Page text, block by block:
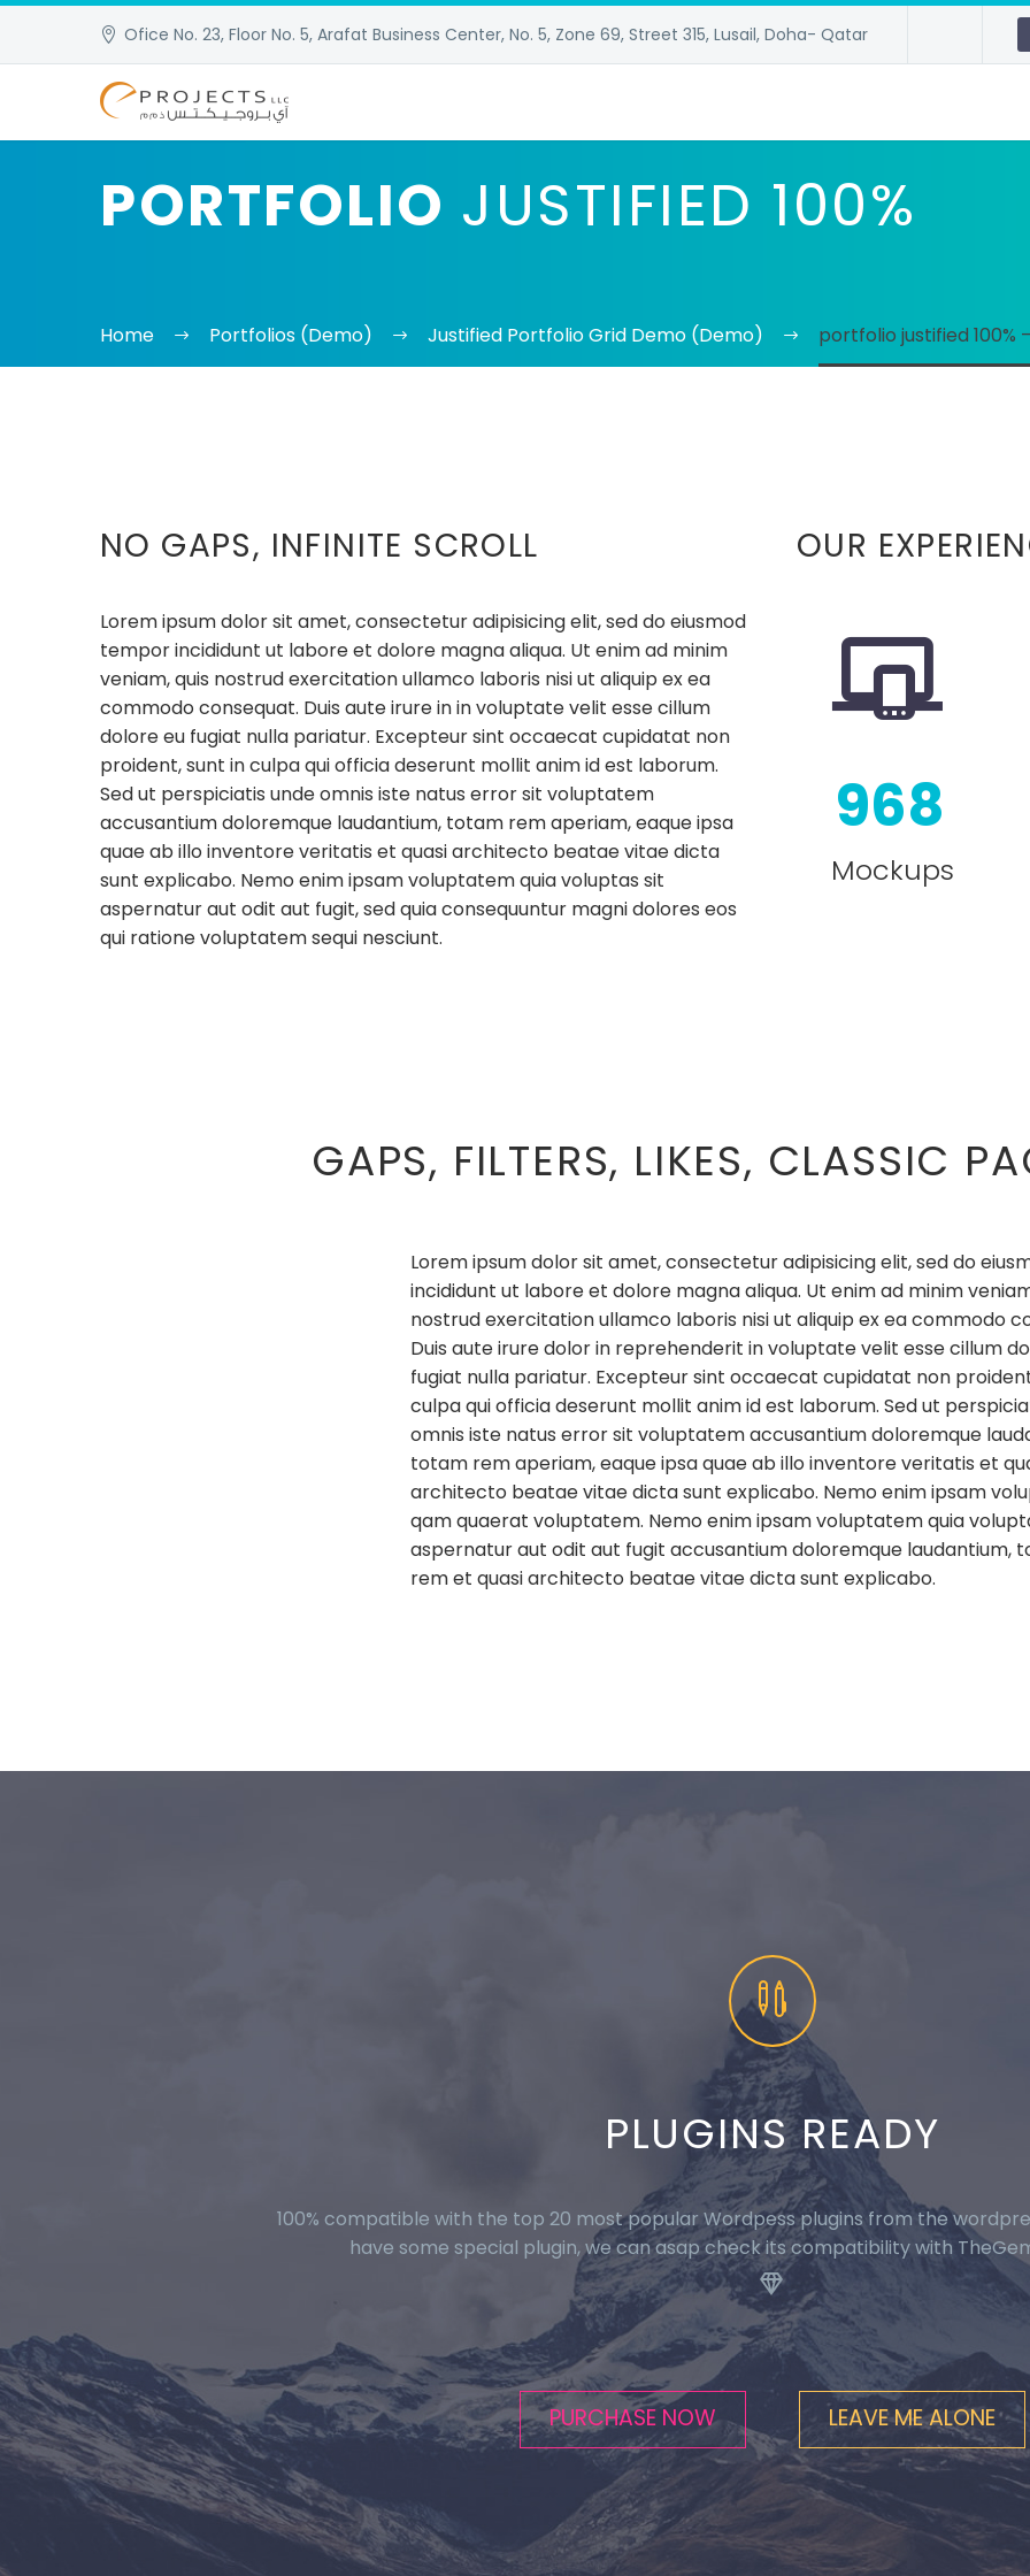
Ofice No. 23, Floor No. 5, Arafat Business Center, No. 5, Zone 69, Street 315, Lusail, Doha- Qatar
PORTFOLIO JUSTIFIED 100%
Home Portfolios (Demo) Justified Portfolio Grid Demo (Demo) portfolio justified 100%
NO GAPS, INFINITE SCROLL
Lorem ipsum dolor sit amet, consectetur adipisicing elit, sed do eiusmod
tempor incididunt ut labore et dolore magna aliqua. Ut enim ad minim
veniam, quis nostrud exercitation ullamco laboris nisi ut aliquip ex ea
commodo consequat. Duis aute irure in in voluptate velit esse cillum
dolore eu fugiat nulla pariatur. Excepteur sint occaecat cupidatat non
proident, sunt in culpa qui officia deserunt mollit anim id est laborum.
Sed ut perspiciatis unde omnis iste natus error sit voluptatem
accusantium doloremque laudantium, totam rem aperiam, eaque ipsa
quae ab illo inventore veritatis et quasi architecto beatae vitae dicta
sunt explicabo. Nemo enim ipsam voluptatem quia voluptas sit
aspernatur aut odit aut fugit, sed quia consequuntur magni dolores eos
qui ratione voluptatem sequi nesciunt.
OUR


968
Mockups
GAPS, FILTERS, LIKES, CLASSIC
Lorem ipsum dolor sit amet, consectetur adipisicing elit, sed do
incididunt ut labore et dolore magna aliqua. Ut enim ad minim
nostrud exercitation ullamco laboris nisi ut aliquip ex ea commodo
Duis aute irure dolor in reprehenderit in voluptate velit esse cillum
fugiat nulla pariatur. Excepteur sint occaecat cupidatat non
culpa qui officia deserunt mollit anim id est laborum. Sed ut
omnis iste natus error sit voluptatem accusantium doloremque
totam rem aperiam, eaque ipsa quae ab illo inventore veritatis et
architecto beatae vitae dicta sunt explicabo. Nemo enim ipsam
qam quaerat voluptatem. Nemo enim ipsam voluptatem quia
aspernatur aut odit aut fugit accusantium doloremque laudantium,
rem et quasi architecto beatae vitae dicta sunt explicabo.


PLUGINS READY
100% compatible with the top 20 most popular Wordpess plugins from the
have some special plugin, we can asap check its compatibility with
.


PURCHASE NOW LEAVE ME ALONE